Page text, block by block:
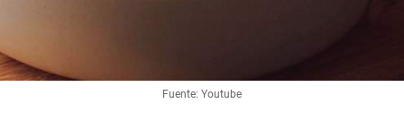
Fuente: Youtube